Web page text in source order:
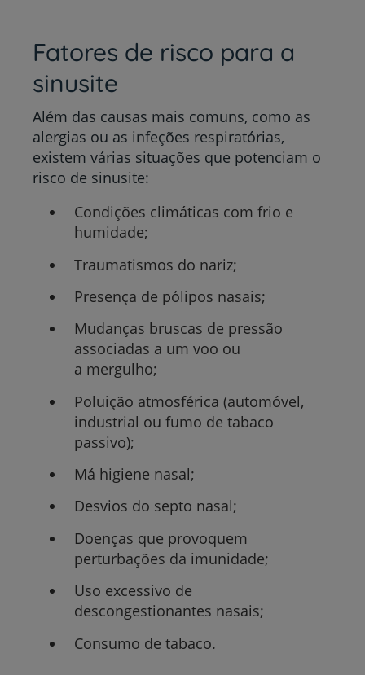
Fatores de risco para a
sinusite
Além das causas mais comuns, como as
alergias ou as infeções respiratórias,
existem várias situações que potenciam o
risco de sinusite:
Condições climáticas com frio e
humidade;
Traumatismos do nariz;
Presença de pólipos nasais;
Mudanças bruscas de pressão
associadas a um voo ou
a mergulho;
Poluição atmosférica (automóvel,
industrial ou fumo de tabaco
passivo);
Má higiene nasal;
Desvios do septo nasal;
Doenças que provoquem
perturbações da imunidade;
Uso excessivo de
descongestionantes nasais;
Consumo de tabaco.